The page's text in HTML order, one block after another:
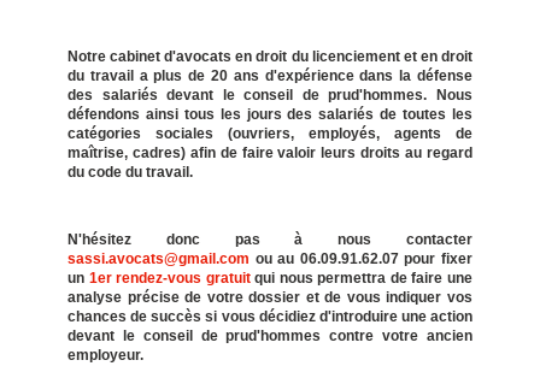
Notre cabinet d'avocats en droit du licenciement et en droit
du travail a plus de 20 ans d'expérience dans la défense
des salariés devant le conseil de prud'hommes. Nous
défendons ainsi tous les jours des salariés de toutes les
catégories sociales (ouvriers, employés, agents de
maîtrise, cadres) afin de faire valoir leurs droits au regard
du code du travail.
N'hésitez donc pas à nous contacter
sassi.avocats@gmail.com ou au 06.09.91.62.07 pour fixer
un 1er rendez-vous gratuitqui nous permettra de faire une
analyse précise de votre dossier et de vous indiquer vos
chances de succès si vous décidiez d'introduire une action
devant le conseil de prud'hommes contre votre ancien
employeur.